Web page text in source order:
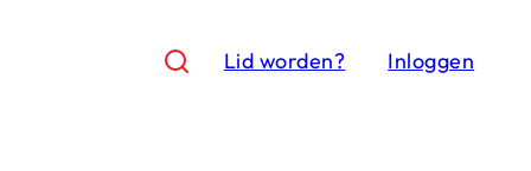
Lid worden? Inloggen